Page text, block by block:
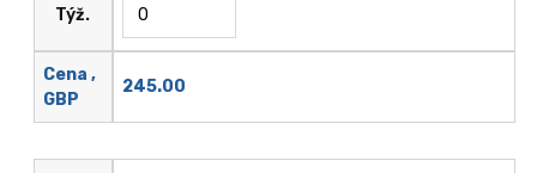
Týž.
Cena ,
GBP
245.00